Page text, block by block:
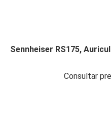
Sennheiser RS175,
Consultar